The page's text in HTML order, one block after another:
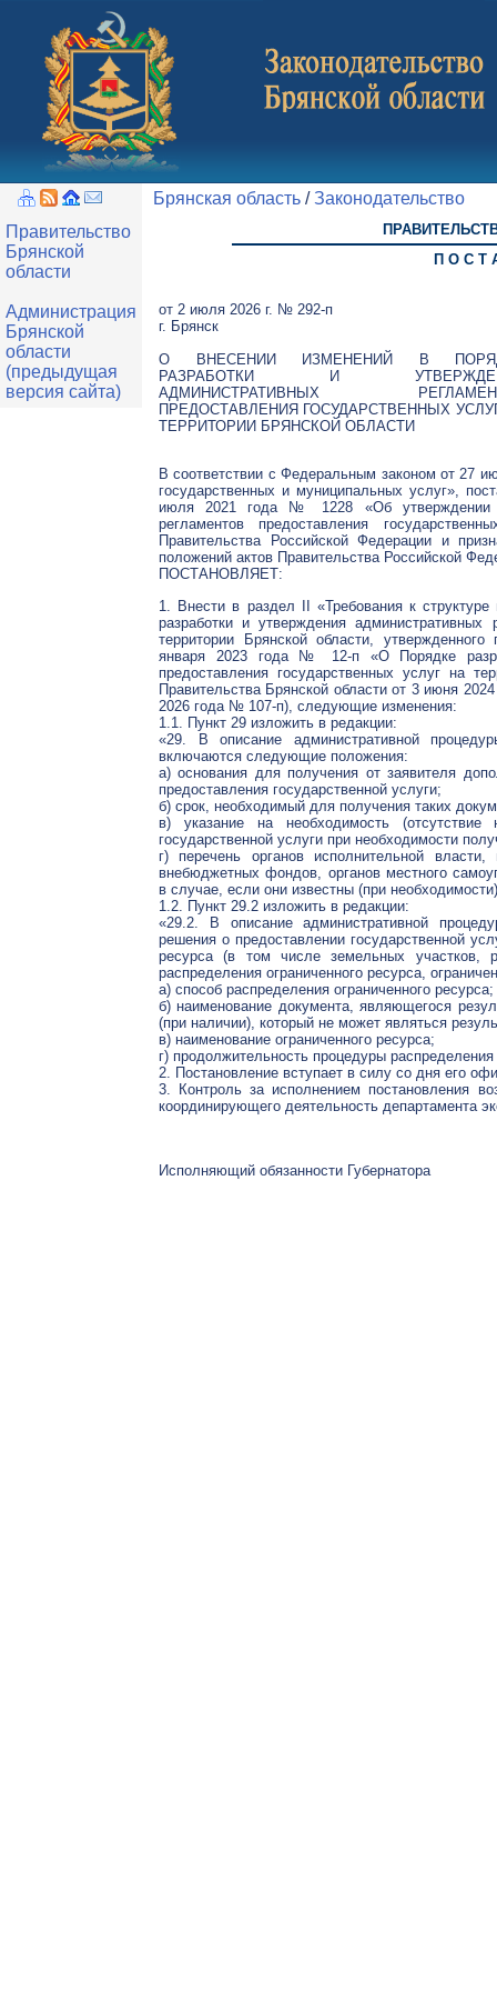
Правительство
Брянской
области
Администрация
Брянской
области
(предыдущая
версия сайта)
Брянская область /Законодательство
П О С Т
от 2 июля 2026 г. № 292-п
г. Брянск
О ВНЕСЕНИИ ИЗМЕНЕНИЙ В
РАЗРАБОТКИ И
АДМИНИСТРАТИВНЫХ
ПРЕДОСТАВЛЕНИЯ ГОСУДАРСТВЕННЫХ
ТЕРРИТОРИИ БРЯНСКОЙ ОБЛАСТИ
В соответствии с Федеральным законом от 27
государственных и муниципальных услуг»,
июля 2021 года № 1228 «Об утверждении
регламентов предоставления
Правительства Российской Федерации и
положений актов Правительства Российской
ПОСТАНОВЛЯЕТ:
1. Внести в раздел II «Требования к
разработки и утверждения административных
территории Брянской области,
января 2023 года № 12-п «О Порядке
предоставления государственных услуг на
Правительства Брянской области от 3 июня
2026 года № 107-п), следующие изменения:
1.1. Пункт 29 изложить в редакции:
«29. В описание административной
включаются следующие положения:
а) основания для получения от заявителя
предоставления государственной услуги;
б) срок, необходимый для получения таких
в) указание на необходимость (отсутствие
государственной услуги при необходимости
г) перечень органов исполнительной власти,
внебюджетных фондов, органов местного
в случае, если они известны (при
1.2. Пункт 29.2 изложить в редакции:
«29.2. В описание административной
решения о предоставлении государственной
ресурса (в том числе земельных участков,
распределения ограниченного ресурса,
а) способ распределения ограниченного ресурса;
б) наименование документа, являющегося
(при наличии), который не может являться
в) наименование ограниченного ресурса;
г) продолжительность процедуры распределения
2. Постановление вступает в силу со дня его
3. Контроль за исполнением постановления
координирующего деятельность департамента
Исполняющий обязанности Губернатора